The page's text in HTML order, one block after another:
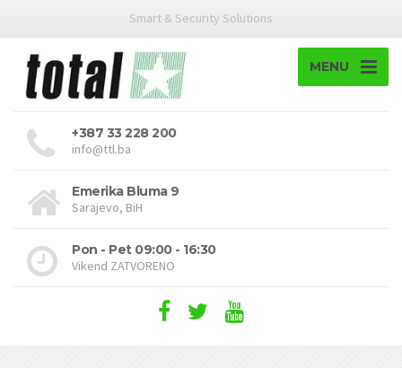
Smart & Security Solutions
MENU
+387 33 228 200
info@ttl.ba
Emerika Bluma 9
Sarajevo, BiH
Pon - Pet 09:00 - 16:30
Vikend ZATVORENO